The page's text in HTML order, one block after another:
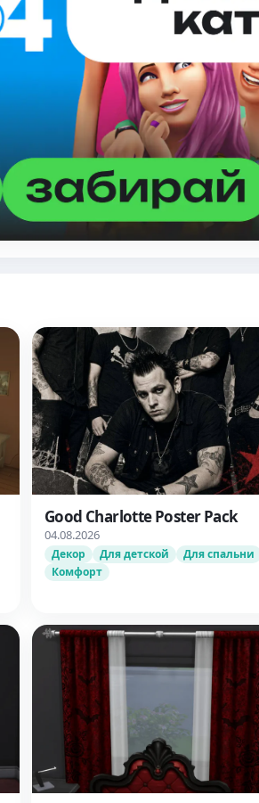
Good Charlotte Poster Pack
04.08.2026
Декор Для детской
Для спальни
Комфорт